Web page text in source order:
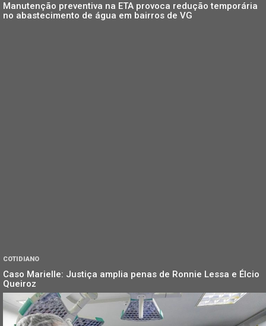
Manutenção preventiva na ETA provoca redução temporária
no abastecimento de água em bairros de VG
COTIDIANO
Caso Marielle: Justiça amplia penas de Ronnie Lessa e Élcio
Queiroz